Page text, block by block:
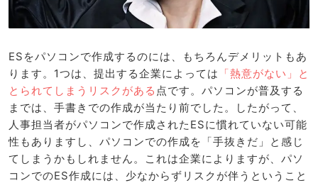
ESをパソコンで作成するのには、もちろんデメリットもあ
ります。1つは、提出する企業によっては 「熱意がない」と
とられてしまうリスクがある 点です。パソコンが普及する
までは、手書きでの作成が当たり前でした。したがって、
人事担当者がパソコンで作成されたESに慣れていない可能
性もありますし、パソコンでの作成を「手抜きだ」と感じ
てしまうかもしれません。これは企業によりますが、パソ
コンでのES作成には、少なからずリスクが伴うということ